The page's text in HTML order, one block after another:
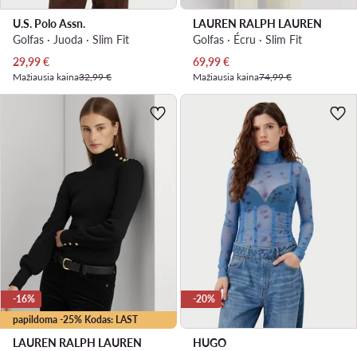
U.S. Polo Assn.
Golfas · Juoda · Slim Fit
Dabartinė kaina
29,99€
Mažiausia kaina32,99 €
LAUREN RALPH LAUREN
Golfas · Écru · Slim Fit
Dabartinė kaina
69,99€
Mažiausia kaina74,99 €
papildoma -25% Kodas: LAST
-16%
LAUREN RALPH LAUREN
-20%
HUGO